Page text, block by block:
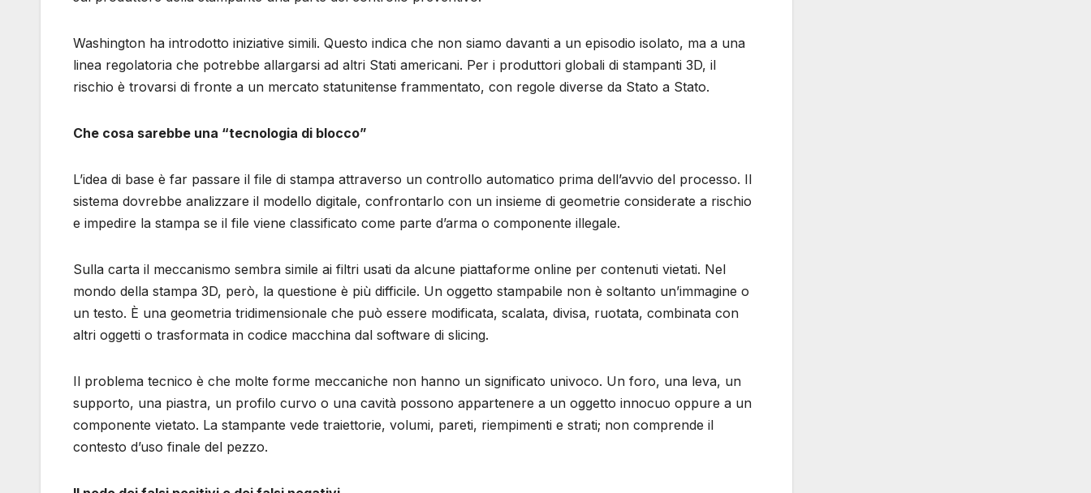
Washington ha introdotto iniziative simili. Questo indica che non siamo davanti a un episodio isolato, ma a una
linea regolatoria che potrebbe allargarsi ad altri Stati americani. Per i produttori globali di stampanti 3D, il
rischio è trovarsi di fronte a un mercato statunitense frammentato, con regole diverse da Stato a Stato.
Che cosa sarebbe una “tecnologia di blocco”
L’idea di base è far passare il file di stampa attraverso un controllo automatico prima dell’avvio del processo. Il
sistema dovrebbe analizzare il modello digitale, confrontarlo con un insieme di geometrie considerate a rischio
e impedire la stampa se il file viene classificato come parte d’arma o componente illegale.
Sulla carta il meccanismo sembra simile ai filtri usati da alcune piattaforme online per contenuti vietati. Nel
mondo della stampa 3D, però, la questione è più difficile. Un oggetto stampabile non è soltanto un’immagine o
un testo. È una geometria tridimensionale che può essere modificata, scalata, divisa, ruotata, combinata con
altri oggetti o trasformata in codice macchina dal software di slicing.
Il problema tecnico è che molte forme meccaniche non hanno un significato univoco. Un foro, una leva, un
supporto, una piastra, un profilo curvo o una cavità possono appartenere a un oggetto innocuo oppure a un
componente vietato. La stampante vede traiettorie, volumi, pareti, riempimenti e strati; non comprende il
contesto d’uso finale del pezzo.